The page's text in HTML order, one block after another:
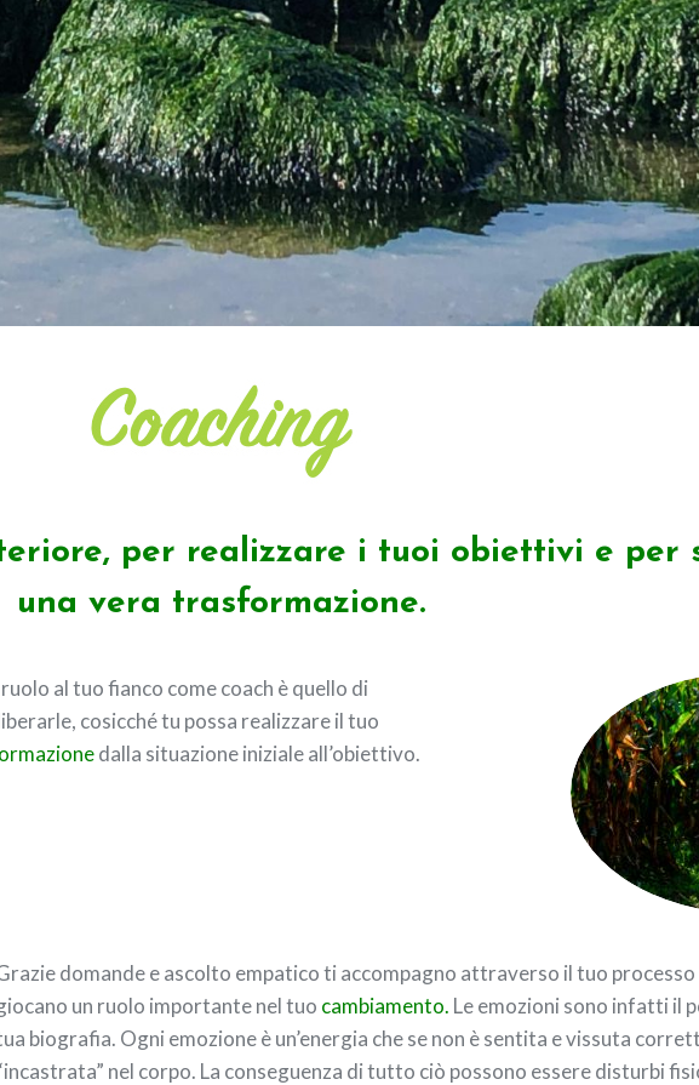
per realizzare i tuoi obiettivi e per
una vera trasformazione.
al tuo fianco come coach è quello di
cosicché tu possa realizzare il tuo
dalla situazione iniziale all’obiettivo.
domande e ascolto empatico ti accompagno attraverso il tuo processo
un ruolo importante nel tuo cambiamento. Le emozioni sono infatti il
biografia. Ogni emozione è un’energia che se non è sentita e vissuta
nel corpo. La conseguenza di tutto ciò possono essere disturbi